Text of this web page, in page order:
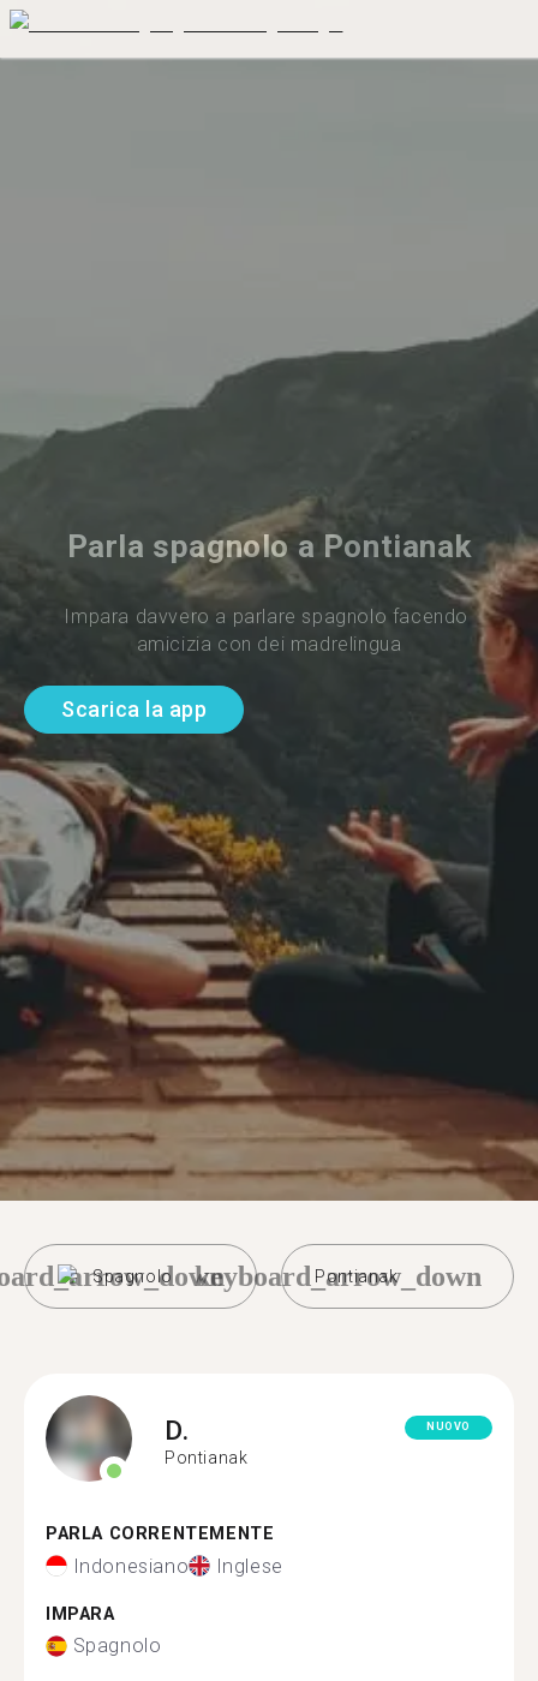
Parla spagnolo a Pontianak
Impara davvero a parlare spagnolo facendo
amicizia con dei madrelingua
Scarica la app
Spagnolo Pontianak
keyboard_arrow_down
D.
Pontianak
NUOVO
PARLA CORRENTEMENTE
Indonesiano Inglese
IMPARA
Spagnolo